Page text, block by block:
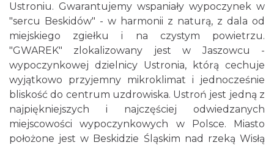
Ustroniu. Gwarantujemy wspaniały wypoczynek w
"sercu Beskidów" - w harmonii z naturą, z dala od
miejskiego zgiełku i na czystym powietrzu.
"GWAREK" zlokalizowany jest w Jaszowcu -
wypoczynkowej dzielnicy Ustronia, którą cechuje
wyjątkowo przyjemny mikroklimat i jednocześnie
bliskość do centrum uzdrowiska. Ustroń jest jedną z
najpiękniejszych i najczęściej odwiedzanych
miejscowości wypoczynkowych w Polsce. Miasto
położone jest w Beskidzie Śląskim nad rzeką Wisłą